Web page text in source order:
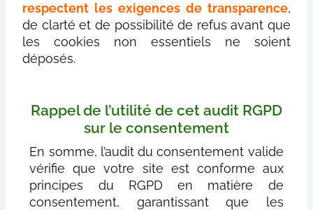
respectent les exigences de transparence,
de clarté et de possibilité de refus avant que
les cookies non essentiels ne soient
déposés.
Rappel de l’utilité de cet audit RGPD
sur le consentement
En somme, l’audit du consentement valide
vérifie que votre site est conforme aux
principes du RGPD en matière de
consentement, garantissant que les